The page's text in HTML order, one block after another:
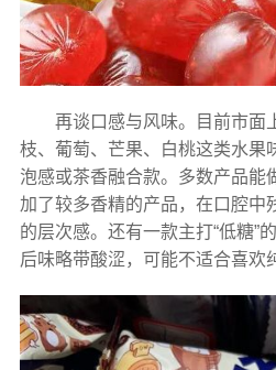
再谈口感与风味。目前市面
枝、葡萄、芒果、白桃这类水果
泡感或茶香融合款。多数产品能
加了较多香精的产品，在口腔中
的层次感。还有一款主打“低糖”
后味略带酸涩，可能不适合喜欢